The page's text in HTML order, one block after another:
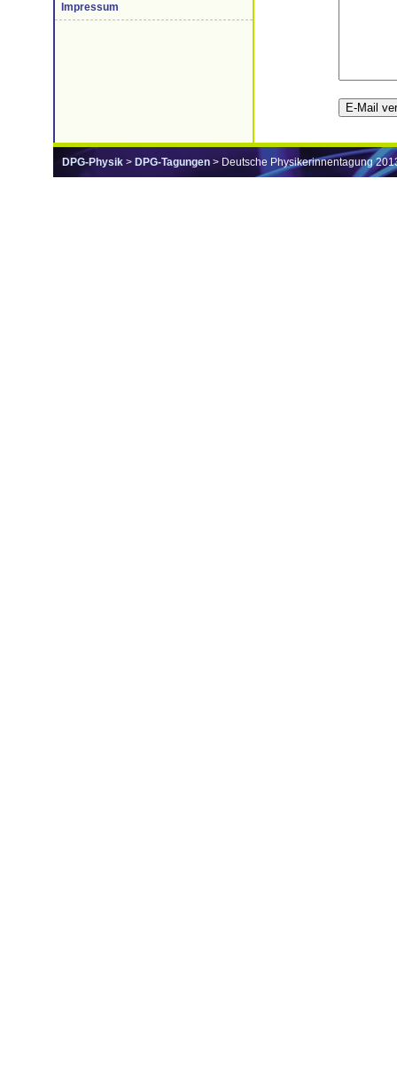
Impressum
DPG-Physik > DPG-Tagungen > Deutsche Physikerinnentagung